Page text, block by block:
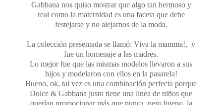
Gabbana nos quiso mostrar que algo tan hermoso y
real como la maternidad es una faceta que debe
festejarse y no alejarnos de la moda.
La colección presentada se llamó: Viva la mamma!, y
fue un homenaje a las madres.
Lo mejor fue que las mismas modelos llevaron a sus
hijos y modelaron con ellos en la pasarela!
Bueno, ok, tal vez es una combinación perfecta porque
Dolce & Gabbana justo tiene una linea de niños que
querían promocionar más que nunca, pero bueno, la